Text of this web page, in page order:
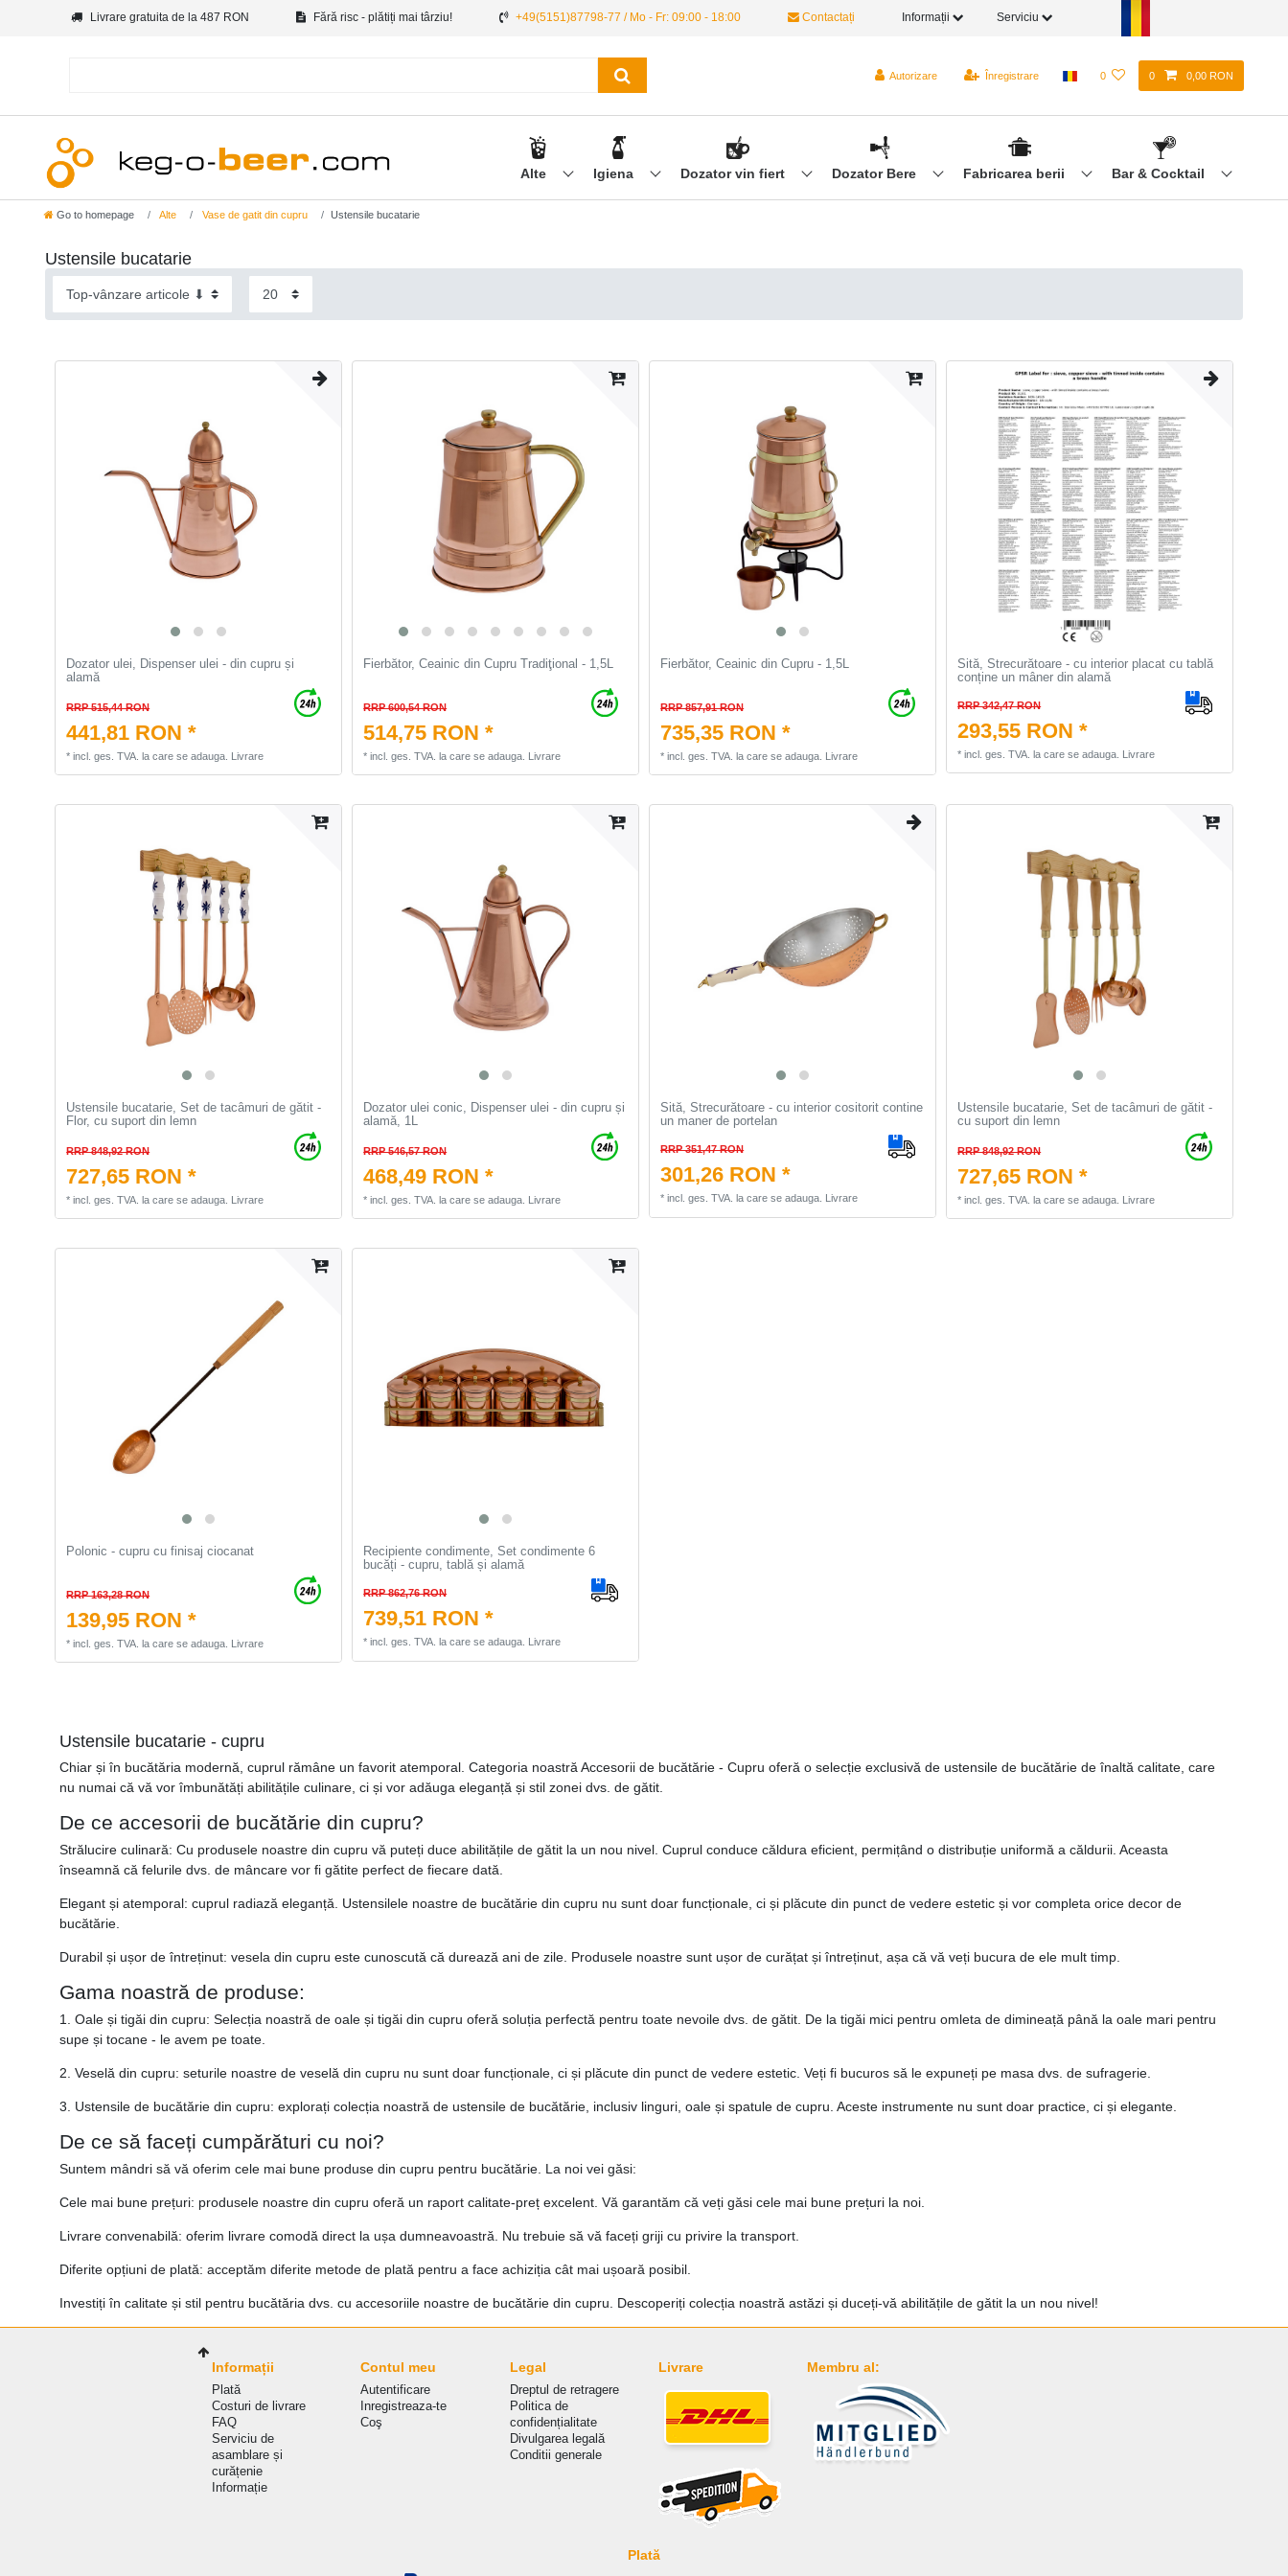
Livrare gratuita de la 487 RON Fără risc - plătiți mai târziu! +49(5151)87798-77 / Mo - Fr: 09:00 - 18:00 Contactați Informații Serviciu
Autorizare Înregistrare 0 0 0,00 RON
Alte Igiena Dozator vin fiert Dozator Bere Fabricarea berii Bar & Cocktail
Go to homepage Alte Vase de gatit din cupru Ustensile bucatarie
Ustensile bucatarie
Dozator ulei, Dispenser ulei - din cupru și
alamă
RRP 515,44 RON
441,81 RON *
*incl. ges. TVA. la care se adauga. Livrare
Fierbător, Ceainic din Cupru Tradiţional - 1,5L
RRP 600,54 RON
514,75 RON *
*incl. ges. TVA. la care se adauga. Livrare
Fierbător, Ceainic din Cupru - 1,5L
RRP 857,91 RON
735,35 RON *
*incl. ges. TVA. la care se adauga. Livrare
Sită, Strecurătoare - cu interior placat cu tablă
conține un mâner din alamă
RRP 342,47 RON
293,55 RON *
*incl. ges. TVA. la care se adauga. Livrare
Ustensile bucatarie, Set de tacâmuri de gătit -
Flor, cu suport din lemn
RRP 848,92 RON
727,65 RON *
*incl. ges. TVA. la care se adauga. Livrare
Dozator ulei conic, Dispenser ulei - din cupru și
alamă, 1L
RRP 546,57 RON
468,49 RON *
*incl. ges. TVA. la care se adauga. Livrare
Sită, Strecurătoare - cu interior cositorit contine
un maner de portelan
RRP 351,47 RON
301,26 RON *
*incl. ges. TVA. la care se adauga. Livrare
Ustensile bucatarie, Set de tacâmuri de gătit -
cu suport din lemn
RRP 848,92 RON
727,65 RON *
*incl. ges. TVA. la care se adauga. Livrare
Polonic - cupru cu finisaj ciocanat
RRP 163,28 RON
139,95 RON *
*incl. ges. TVA. la care se adauga. Livrare
Recipiente condimente, Set condimente 6
bucăți - cupru, tablă și alamă
RRP 862,76 RON
739,51 RON *
*incl. ges. TVA. la care se adauga. Livrare
Ustensile bucatarie - cupru
Chiar și în bucătăria modernă, cuprul rămâne un favorit atemporal. Categoria noastră Accesorii de bucătărie - Cupru oferă o selecție exclusivă de ustensile de bucătărie de înaltă calitate, care
nu numai că vă vor îmbunătăți abilitățile culinare, ci și vor adăuga eleganță și stil zonei dvs. de gătit.
De ce accesorii de bucătărie din cupru?
Strălucire culinară: Cu produsele noastre din cupru vă puteți duce abilitățile de gătit la un nou nivel. Cuprul conduce căldura eficient, permițând o distribuție uniformă a căldurii. Aceasta
înseamnă că felurile dvs. de mâncare vor fi gătite perfect de fiecare dată.
Elegant și atemporal: cuprul radiază eleganță. Ustensilele noastre de bucătărie din cupru nu sunt doar funcționale, ci și plăcute din punct de vedere estetic și vor completa orice decor de
bucătărie.
Durabil și ușor de întreținut: vesela din cupru este cunoscută că durează ani de zile. Produsele noastre sunt ușor de curățat și întreținut, așa că vă veți bucura de ele mult timp.
Gama noastră de produse:
1. Oale și tigăi din cupru: Selecția noastră de oale și tigăi din cupru oferă soluția perfectă pentru toate nevoile dvs. de gătit. De la tigăi mici pentru omleta de dimineață până la oale mari pentru
supe și tocane - le avem pe toate.
2. Veselă din cupru: seturile noastre de veselă din cupru nu sunt doar funcționale, ci și plăcute din punct de vedere estetic. Veți fi bucuros să le expuneți pe masa dvs. de sufragerie.
3. Ustensile de bucătărie din cupru: explorați colecția noastră de ustensile de bucătărie, inclusiv linguri, oale și spatule de cupru. Aceste instrumente nu sunt doar practice, ci și elegante.
De ce să faceți cumpărături cu noi?
Suntem mândri să vă oferim cele mai bune produse din cupru pentru bucătărie. La noi vei găsi:
Cele mai bune prețuri: produsele noastre din cupru oferă un raport calitate-preț excelent. Vă garantăm că veți găsi cele mai bune prețuri la noi.
Livrare convenabilă: oferim livrare comodă direct la ușa dumneavoastră. Nu trebuie să vă faceți griji cu privire la transport.
Diferite opțiuni de plată: acceptăm diferite metode de plată pentru a face achiziția cât mai ușoară posibil.
Investiți în calitate și stil pentru bucătăria dvs. cu accesoriile noastre de bucătărie din cupru. Descoperiți colecția noastră astăzi și duceți-vă abilitățile de gătit la un nou nivel!
Informații
Plată
Costuri de livrare
FAQ
Serviciu de
asamblare și
curățenie
Informație
Contul meu
Autentificare
Inregistreaza-te
Coş
Legal
Dreptul de retragere
Politica de
сonfidențialitate
Divulgarea legală
Conditii generale
Livrare Membru al:
Plată